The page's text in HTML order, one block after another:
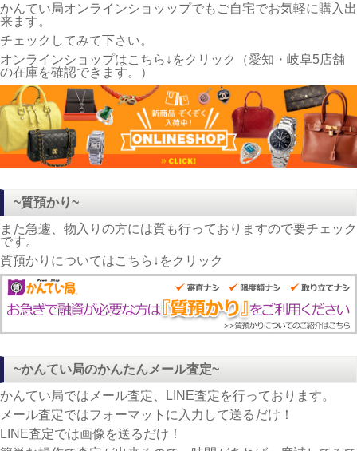
かんてい局オンラインショッップでもご自宅でお気軽に購入出
来ます。
チェックしてみて下さい。
オンラインショップはこちら↓をクリック（愛知・岐阜5店舗
の在庫を確認できます。）
~質預かり~
また急遽、物入りの方には質も行っておりますので要チェック
です。
質預かりについてはこちら↓をクリック
~かんてい局のかんたんメール査定~
かんてい局ではメール査定、LINE査定を行っております。
メール査定ではフォーマットに入力して送るだけ！
LINE査定では画像を送るだけ！